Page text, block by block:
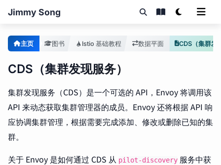
Jimmy Song
主页 图书 Istio 基础教程 数据平面
CDS（集群发现服务）
集群发现服务（CDS）是一个可选的 API，Envoy 将调用该
API 来动态获取集群管理器的成员。Envoy 还将根据 API 响
应协调集群管理，根据需要完成添加、修改或删除已知的集
群。
关于 Envoy 是如何通过 CDS 从 pilot-discovery 服务中获